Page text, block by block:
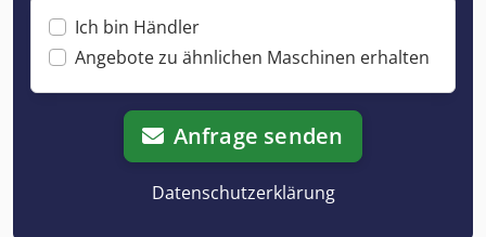
Ich bin Händler
Angebote zu ähnlichen Maschinen erhalten
Anfrage senden
Datenschutzerklärung